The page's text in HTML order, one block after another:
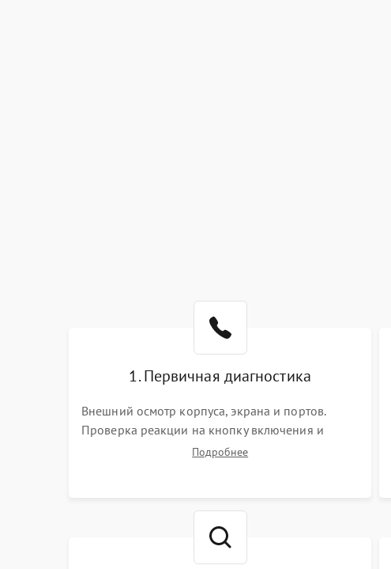
1. Первичная диагностика
Внешний осмотр корпуса, экрана и портов.
Проверка реакции на кнопку включения и
подключение зарядного устройства. Оценка
Подробнее